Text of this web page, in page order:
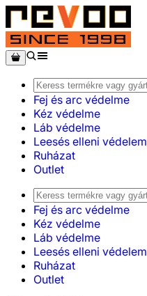
Fej és arc védelme
Kéz védelme
Láb védelme
Leesés elleni védelem
Ruházat
Outlet
Fej és arc védelme
Kéz védelme
Láb védelme
Leesés elleni védelem
Ruházat
Outlet